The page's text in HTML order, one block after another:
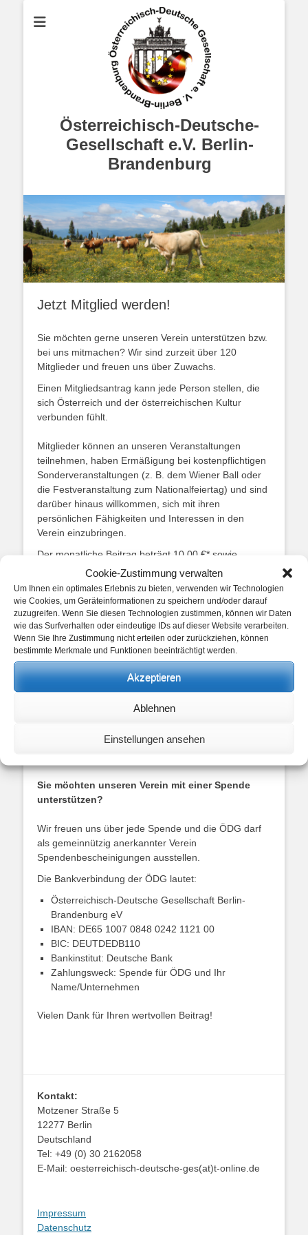
Cookie-Zustimmung verwalten
Um Ihnen ein optimales Erlebnis zu bieten, verwenden wir Technologien
wie Cookies, um Geräteinformationen zu speichern und/oder darauf
zuzugreifen. Wenn Sie diesen Technologien zustimmen, können wir Daten
wie das Surfverhalten oder eindeutige IDs auf dieser Website verarbeiten.
Wenn Sie Ihre Zustimmung nicht erteilen oder zurückziehen, können
bestimmte Merkmale und Funktionen beeinträchtigt werden.
Akzeptieren
Ablehnen
Einstellungen ansehen
Österreichisch-Deutsche-
Gesellschaft e.V. Berlin-
Brandenburg
Jetzt Mitglied werden!
Sie möchten gerne unseren Verein unterstützen bzw.
bei uns mitmachen? Wir sind zurzeit über 120
Mitglieder und freuen uns über Zuwachs.
Einen Mitgliedsantrag kann jede Person stellen, die
sich Österreich und der österreichischen Kultur
verbunden fühlt.
Mitglieder können an unseren Veranstaltungen
teilnehmen, haben Ermäßigung bei kostenpflichtigen
Sonderveranstaltungen (z. B. dem Wiener Ball oder
die Festveranstaltung zum Nationalfeiertag) und sind
darüber hinaus willkommen, sich mit ihren
persönlichen Fähigkeiten und Interessen in den
Verein einzubringen.
Der monatliche Beitrag beträgt 10,00 €* sowie
einmalig eine Aufnahmegebühr von 10,00 €.
Den Aufnahmeantrag können Siehierherunterladen.
Bitte senden Sie den ausgefüllten und
unterschriebenen Antrag anoesterreichisch-
deutsche-ges(at)t-online.de. Wir senden Ihnen nach
erfolgter Prüfung eine Bestätigung für Ihre
Mitgliedschaft zu.
*Damit alle neuen Interessierten die ÖDG besser
kennen lernen können, erhalten Sie im ersten Jahr
monatlichen Beitrag – bitte sprechen Sie uns dazu
Sie möchten unseren Verein mit einer Spende
unterstützen?
Wir freuen uns über jede Spende und die ÖDG darf
als gemeinnützig anerkannter Verein
Spendenbescheinigungen ausstellen.
Die Bankverbindung der ÖDG lautet:
Österreichisch-Deutsche Gesellschaft Berlin-
Brandenburg eV
IBAN: DE65 1007 0848 0242 1121 00
BIC: DEUTDEDB110
Bankinstitut: Deutsche Bank
Zahlungsweck: Spende für ÖDG und Ihr
Name/Unternehmen
Vielen Dank für Ihren wertvollen Beitrag!
Kontakt:
Motzener Straße 5
12277 Berlin
Deutschland
Tel: +49 (0) 30 2162058
E-Mail: oesterreichisch-deutsche-ges(at)t-online.de
Impressum
Datenschutz